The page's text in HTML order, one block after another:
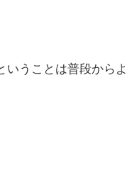
いうことは普段からよ